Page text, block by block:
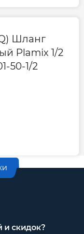
Шланг
Plamix 1/2
50-1/2
и скидок?